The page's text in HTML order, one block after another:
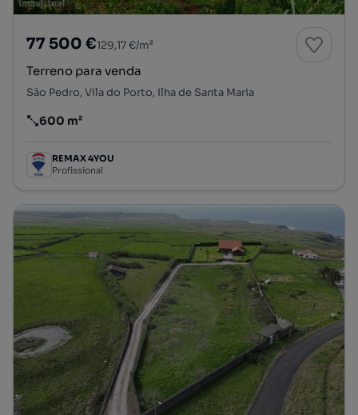
77 500 €129,17 €/m²
Terreno para venda
São Pedro, Vila do Porto, Ilha de Santa Maria
Preço por metro quadrado
600 m²
REMAX 4YOU
Profissional